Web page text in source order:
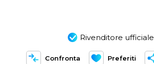
Rivenditore ufficiale
Confronta Preferiti